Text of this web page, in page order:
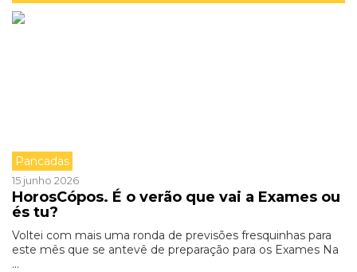
Pancadas
15 junho 2026
HorosCópos. É o verão que vai a Exames ou
és tu?
Voltei com mais uma ronda de previsões fresquinhas para
este mês que se antevê de preparação para os Exames Na
...